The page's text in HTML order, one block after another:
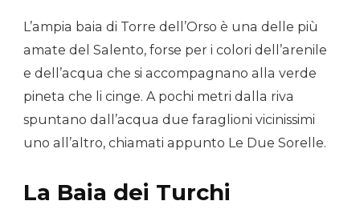
L’ampia baia di Torre dell’Orso è una delle più
amate del Salento, forse per i colori dell’arenile
e dell’acqua che si accompagnano alla verde
pineta che li cinge. A pochi metri dalla riva
spuntano dall’acqua due faraglioni vicinissimi
uno all’altro, chiamati appunto Le Due Sorelle.
La Baia dei Turchi